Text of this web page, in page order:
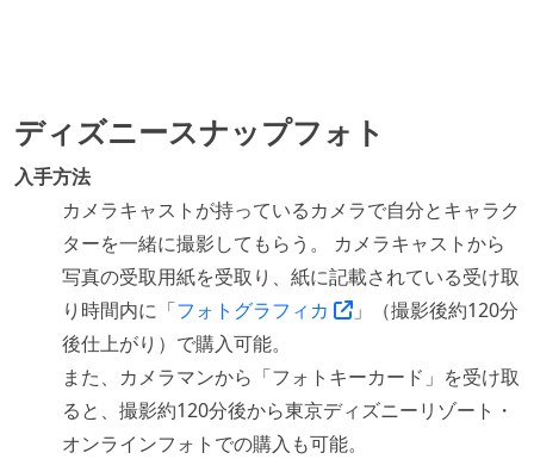
ディズニースナップフォト
入手方法
カメラキャストが持っているカメラで自分とキャラク
ターを一緒に撮影してもらう。 カメラキャストから
写真の受取用紙を受取り、紙に記載されている受け取
り時間内に「フォトグラフィカ
」（撮影後約120分
後仕上がり）で購入可能。
また、カメラマンから「フォトキーカード」を受け取
ると、撮影約120分後から東京ディズニーリゾート・
オンラインフォトでの購入も可能。